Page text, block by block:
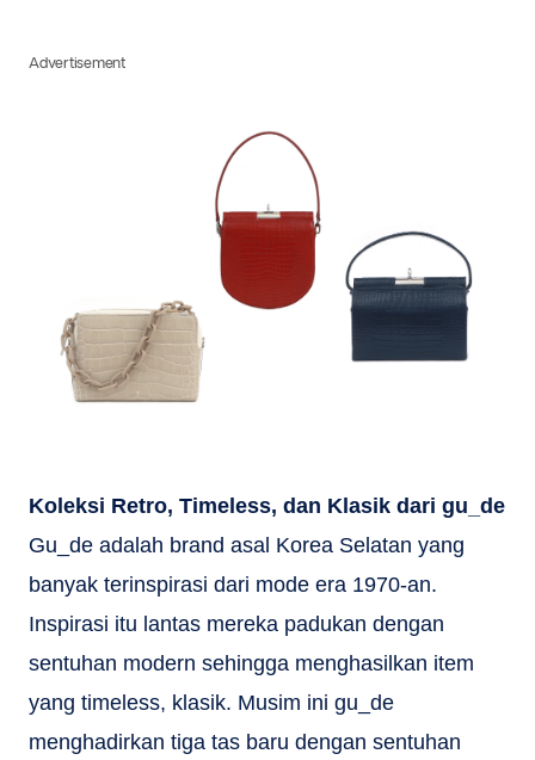
Advertisement
Koleksi Retro, Timeless, dan Klasik dari gu_de
Gu_de adalah brand asal Korea Selatan yang
banyak terinspirasi dari mode era 1970-an.
Inspirasi itu lantas mereka padukan dengan
sentuhan modern sehingga menghasilkan item
yang timeless, klasik. Musim ini gu_de
menghadirkan tiga tas baru dengan sentuhan